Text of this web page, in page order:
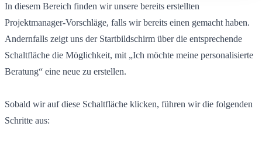
In diesem Bereich finden wir unsere bereits erstellten
Projektmanager-Vorschläge, falls wir bereits einen gemacht haben.
Andernfalls zeigt uns der Startbildschirm über die entsprechende
Schaltfläche die Möglichkeit, mit „Ich möchte meine personalisierte
Beratung“ eine neue zu erstellen.
Sobald wir auf diese Schaltfläche klicken, führen wir die folgenden
Schritte aus: